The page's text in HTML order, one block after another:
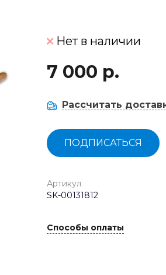
Нет в наличии
7 000 р.
Рассчитать
ПОДПИСАТЬСЯ
Артикул
SK-00131812
Способы оплаты